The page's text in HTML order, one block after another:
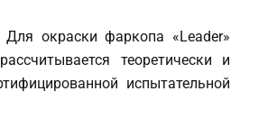
окраски фаркопа «Leader»
теоретически и
испытательной